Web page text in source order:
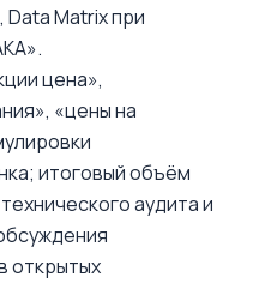
Data Matrix при
цена»,
«цены на
итоговый объём
аудита и
открытых